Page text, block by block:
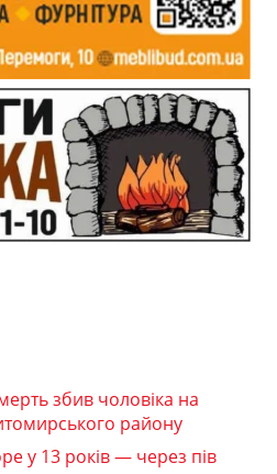
збив чоловіка на
району
у 13 років — через пів